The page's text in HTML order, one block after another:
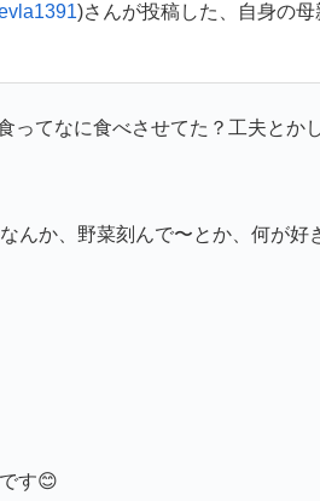
)さんが投稿した、自身の
ってなに食べさせてた？工夫とか
んか、野菜刻んで〜とか、何が好
す😊